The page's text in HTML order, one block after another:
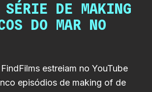
SÉRIE DE MAKING
DO MAR NO
estreiam no YouTube
episódios de making of de